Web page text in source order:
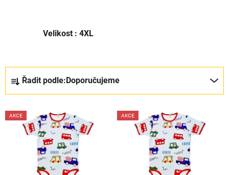
Velikost : 4XL
e
Řadit podle: Doporučujeme
V
ý
AKCE AKCE